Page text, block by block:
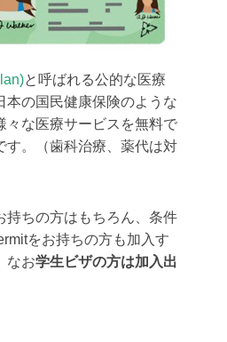
と呼ばれる公的な医療
本の国民健康保険のような
々な医療サービスを無料で
す。（歯科治療、薬代は対
持ちの方はもちろん、条件
をお持ちの方も加入す
なお学生ビザの方は加入出